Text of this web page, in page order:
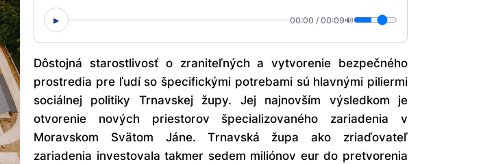
▸ 00:00 / 00:09🔊
Dôstojná starostlivosť o zraniteľných a vytvorenie bezpečného
prostredia pre ľudí so špecifickými potrebami sú hlavnými piliermi
sociálnej politiky Trnavskej župy. Jej najnovším výsledkom je
otvorenie nových priestorov špecializovaného zariadenia v
Moravskom Svätom Jáne. Trnavská župa ako zriaďovateľ
zariadenia investovala takmer sedem miliónov eur do pretvorenia